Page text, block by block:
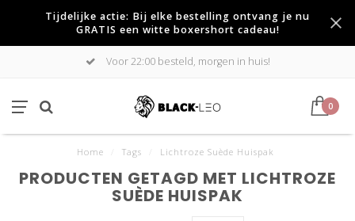
Tijdelijke actie: Bij elke bestelling ontvang je nu
GRATIS een witte boxershort cadeau!
Voor 22:00 besteld, morgen in huis!
0
Home Tags Lichtroze Suède Huispak
PRODUCTEN GETAGD MET LICHTROZE
SUÈDE HUISPAK